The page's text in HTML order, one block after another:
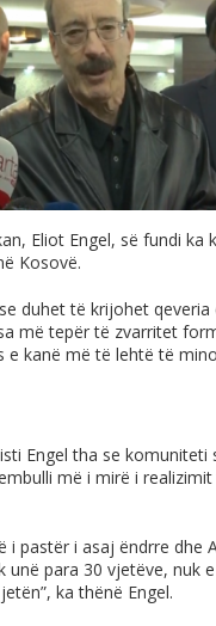
Eliot Engel, së fundi ka
Kosovë.
duhet të krijohet qeveria
më tepër të zvarritet
e kanë më të lehtë të
Engel tha se komuniteti
më i mirë i
i pastër i asaj ëndrre dhe
unë para 30 vjetëve, nuk
ka thënë Engel.